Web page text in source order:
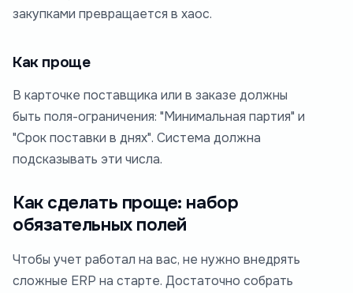
закупками превращается в хаос.
Как проще
В карточке поставщика или в заказе должны
быть поля-ограничения: "Минимальная партия" и
"Срок поставки в днях". Система должна
подсказывать эти числа.
Как сделать проще: набор
обязательных полей
Чтобы учет работал на вас, не нужно внедрять
сложные ERP на старте. Достаточно собрать